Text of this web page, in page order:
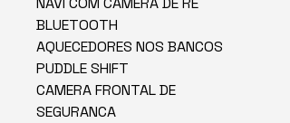
BLUETOOTH
AQUECEDORES NOS BANCOS
PUDDLE SHIFT
CAMERA FRONTAL DE
SEGURANCA